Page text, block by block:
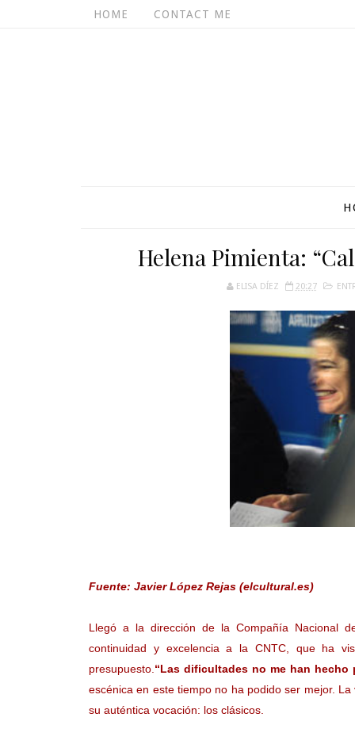
HOME CONTACT ME
Helena Pimienta:
ELISA DÍEZ 20:27
Fuente: Javier López Rejas (elcultural.es)
Llegó a la dirección de la Compañía Nacional
continuidad y excelencia a la CNTC, que ha
presupuesto. “Las dificultades no me han hecho
escénica en este tiempo no ha podido ser mejor.
su auténtica vocación: los clásicos.